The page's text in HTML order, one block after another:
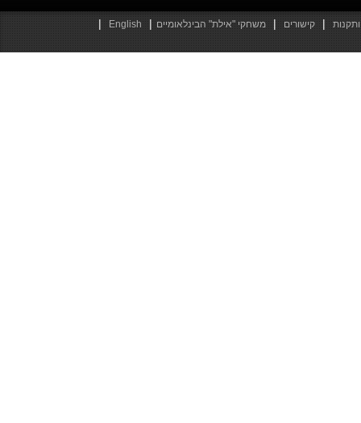
| קישורים | משחקי "אילת" הבינלאומיים |
English
|